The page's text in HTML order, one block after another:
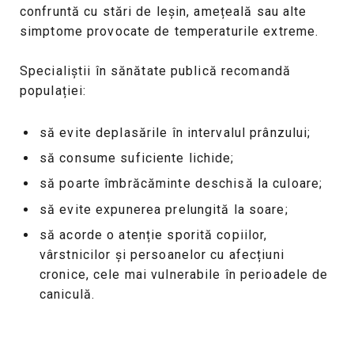
confruntă cu stări de leșin, amețeală sau alte
simptome provocate de temperaturile extreme.
Specialiștii în sănătate publică recomandă
populației:
să evite deplasările în intervalul prânzului;
să consume suficiente lichide;
să poarte îmbrăcăminte deschisă la culoare;
să evite expunerea prelungită la soare;
să acorde o atenție sporită copiilor,
vârstnicilor și persoanelor cu afecțiuni
cronice, cele mai vulnerabile în perioadele de
caniculă.